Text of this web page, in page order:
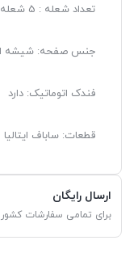
تعداد شعله : 5 شعله
جنس صفحه: شیشه
فندک اتوماتیک: دارد
قطعات: ساباف ایتالیا
ارسال رایگان
برای تمامی سفارشات کشور